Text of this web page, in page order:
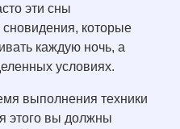
эти сны
которые
каждую ночь, а
условиях.
выполнения техники
этого вы должны